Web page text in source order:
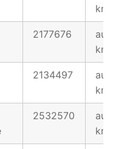
km
2177676
au
km
2134497
au
km
2532570
au
km